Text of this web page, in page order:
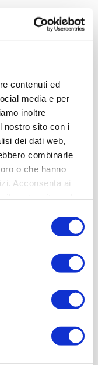
contenuti ed
media e per
inoltre
nostro sito con i
dei dati web,
combinarle
o che hanno
Acconsenta ai
che combina
con un alto livello di